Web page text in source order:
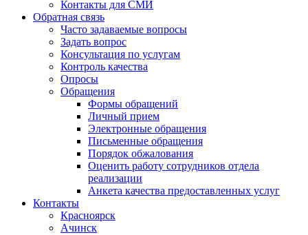
Контакты для СМИ
Обратная связь
Часто задаваемые вопросы
Задать вопрос
Консультация по услугам
Контроль качества
Опросы
Обращения
Формы обращений
Личный прием
Электронные обращения
Письменные обращения
Порядок обжалования
Оценить работу сотрудников отдела
реализации
Анкета качества предоставленных услуг
Контакты
Красноярск
Ачинск